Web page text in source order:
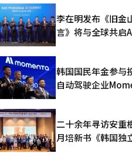
李在明发布《旧金
言》将与全球共启
韩国国民年金参与
自动驾驶企业
二十余年寻访安重
月培新书《韩国独